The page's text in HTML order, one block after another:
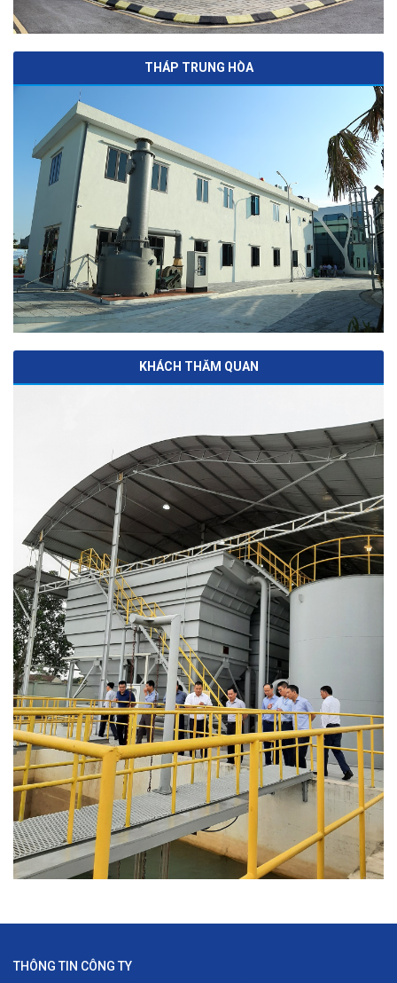
THÁP TRUNG HÒA
KHÁCH THĂM QUAN
THÔNG TIN CÔNG TY